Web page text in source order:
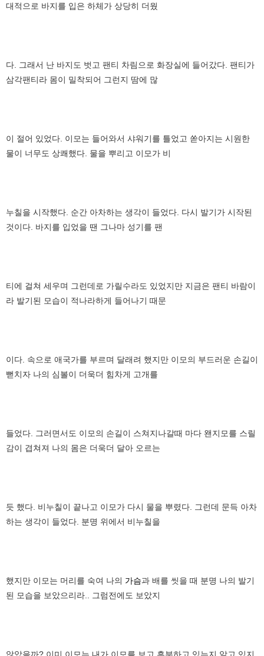
대적으로 바지를 입은 하체가 상당히 더웠
다. 그래서 난 바지도 벗고 팬티 차림으로 화장실에 들어갔다. 팬티가
삼각팬티라 몸이 밀착되어 그런지 땀에 많
이 절어 있었다. 이모는 들어와서 샤워기를 틀었고 쏟아지는 시원한
물이 너무도 상쾌했다. 물을 뿌리고 이모가 비
누칠을 시작했다. 순간 아차하는 생각이 들었다. 다시 발기가 시작된
것이다. 바지를 입었을 땐 그나마 성기를 팬
티에 걸쳐 세우며 그런데로 가릴수라도 있었지만 지금은 팬티 바람이
라 발기된 모습이 적나라하게 들어나기 때문
이다. 속으로 애국가를 부르며 달래려 했지만 이모의 부드러운 손길이
뻗치자 나의 심볼이 더욱더 힘차게 고개를
들었다. 그러면서도 이모의 손길이 스쳐지나갈때 마다 왠지모를 스릴
감이 겹쳐져 나의 몸은 더욱더 달아 오르는
듯 했다. 비누칠이 끝나고 이모가 다시 물을 뿌렸다. 그런데 문득 아차
하는 생각이 들었다. 분명 위에서 비누칠을
했지만 이모는 머리를 숙여 나의 가슴과 배를 씻을 때 분명 나의 발기
된 모습을 보았으리라.. 그럼전에도 보았지